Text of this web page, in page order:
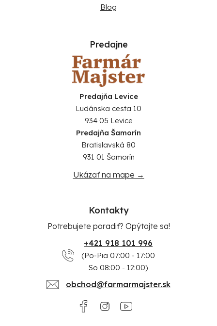
Blog
Predajne
Predajňa Levice
Ludánska cesta 10
934 05 Levice
Predajňa Šamorín
Bratislavská 80
931 01 Šamorín
Ukázať na mape →
Kontakty
Potrebujete poradiť? Opýtajte sa!
+421 918 101 996
(Po-Pia 07:00 - 17:00
So 08:00 - 12:00)
obchod@farmarmajster.sk